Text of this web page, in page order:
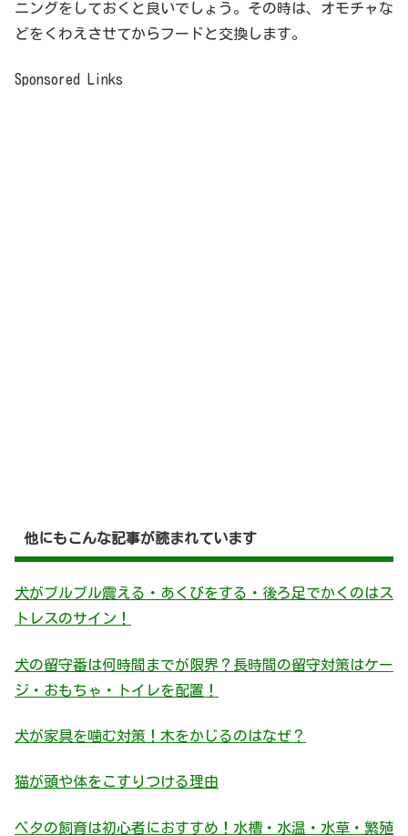
ニングをしておくと良いでしょう。その時は、オモチャな
どをくわえさせてからフードと交換します。
Sponsored Links
他にもこんな記事が読まれています
犬がブルブル震える・あくびをする・後ろ足でかくのはス
トレスのサイン！
犬の留守番は何時間までが限界？長時間の留守対策はケー
ジ・おもちゃ・トイレを配置！
犬が家具を噛む対策！木をかじるのはなぜ？
猫が頭や体をこすりつける理由
ベタの飼育は初心者におすすめ！水槽・水温・水草・繁殖